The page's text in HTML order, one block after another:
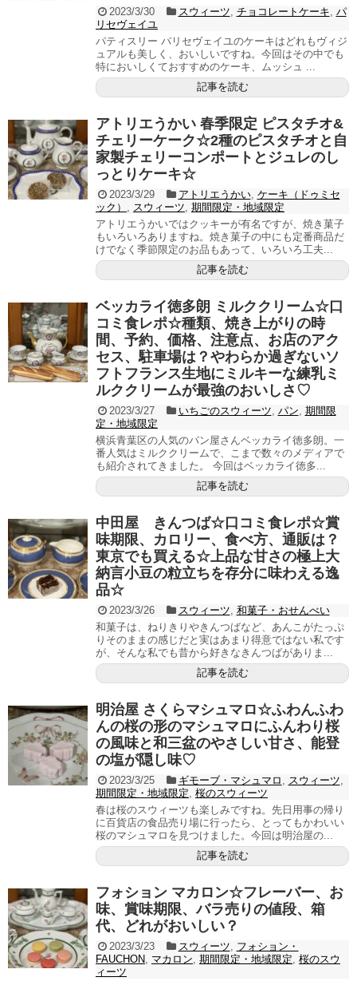
2023/3/30 スウィーツ チョコレートケーキ パ
リセヴェイユ
パティスリー パリセヴェイユのケーキはどれもヴィジ
ュアルも美しく、おいしいですね。今回はその中でも
特においしくておすすめのケーキ、ムッシュ ...
記事を読む
アトリエうかい 春季限定 ピスタチオ&
チェリーケーク☆2種のピスタチオと自
家製チェリーコンポートとジュレのし
っとりケーキ☆
2023/3/29 アトリエうかい, ケーキ（ドゥミセ
ック）
スウィーツ 期間限定・地域限定
アトリエうかいではクッキーが有名ですが、焼き菓子
もいろいろありますね。焼き菓子の中にも定番商品だ
けでなく季節限定のお品もあって、いろいろ工夫...
記事を読む
ベッカライ徳多朗 ミルククリーム☆口
コミ食レポ☆種類、焼き上がりの時
間、予約、価格、注意点、お店のアク
セス、駐車場は？やわらか過ぎないソ
フトフランス生地にミルキーな練乳ミ
ルククリームが最強のおいしさ♡
2023/3/27 いちごのスウィーツ パン 期間限
定・地域限定
横浜青葉区の人気のパン屋さんベッカライ徳多朗。一
番人気はミルククリームで、こまで数々のメディアで
も紹介されてきました。 今回はベッカライ徳多...
記事を読む
中田屋 きんつば☆口コミ食レポ☆賞
味期限、カロリー、食べ方、通販は？
東京でも買える☆上品な甘さの極上大
納言小豆の粒立ちを存分に味わえる逸
品☆
2023/3/26 スウィーツ 和菓子・おせんべい
和菓子は、ねりきりやきんつばなど、あんこがたっぷ
りそのままの感じだと実はあまり得意ではない私です
が、そんな私でも昔から好きなきんつばがありま...
記事を読む
明治屋 さくらマシュマロ☆ふわんふわ
んの桜の形のマシュマロにふんわり桜
の風味と和三盆のやさしい甘さ、能登
の塩が隠し味♡
2023/3/25 ギモーブ・マシュマロ スウィーツ
期間限定・地域限定 桜のスウィーツ
春は桜のスウィーツも楽しみですね。先日用事の帰り
に百貨店の食品売り場に行ったら、とってもかわいい
桜のマシュマロを見つけました。今回は明治屋の...
記事を読む
フォション マカロン☆フレーバー、お
味、賞味期限、バラ売りの値段、箱
代、どれがおいしい？
2023/3/23 スウィーツ
フォション・
FAUCHON
マカロン 期間限定・地域限定 桜のスウ
ィーツ